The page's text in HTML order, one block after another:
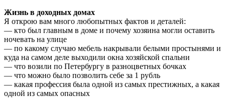
Жизнь в доходных домах
Я открою вам много любопытных фактов и деталей:
— кто был главным в доме и почему хозяина могли оставить
ночевать на улице
— по какому случаю мебель накрывали белыми простынями и
куда на самом деле выходили окна хозяйской спальни
— что возили по Петербургу в разноцветных бочках
— что можно было позволить себе за 1 рубль
— какая профессия была одной из самых престижных, а какая
одной из самых опасных